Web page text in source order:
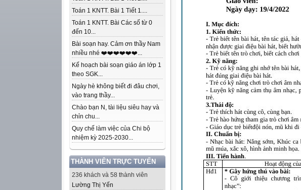
Toán 1 KNTT. Bài 1 Tiết 1....
Toán 1 KNTT. Bài Các số từ 0
đến 10...
Bài soạn hay. Cảm ơn thầy Nam
nhiều nhé ❤️❤️❤️❤️❤️❤️...
Kế hoạch bài soạn giáo án lớp 1
theo SGK...
Ngày hè không biết đi đâu chơi,
vào trang thầy...
Chào bạn N, tài liệu siêu hay và
chỉn chu...
Quy chế làm việc của Chi bộ
nhiệm kỳ 2025-2030...
THÀNH VIÊN TRỰC TUYẾN
236 khách và 58 thành viên
Lường Thị Yến